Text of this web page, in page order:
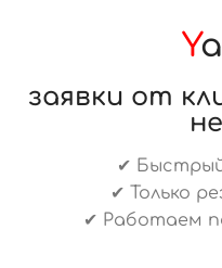
Y
заявки от
✔
✔ Только
✔ Работаем